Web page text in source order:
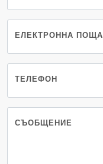
ЕЛЕКТРОННА ПОЩА
ТЕЛЕФОН
СЪОБЩЕНИЕ